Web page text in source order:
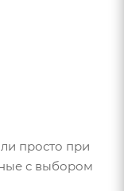
просто при
с выбором